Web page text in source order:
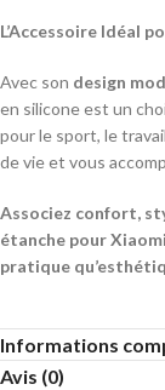
L’Accessoire Idéal
Avec son design
en silicone est un
pour le sport, le
de vie et vous
Associez confort,
étanche pour
pratique
Informations
Avis (0)